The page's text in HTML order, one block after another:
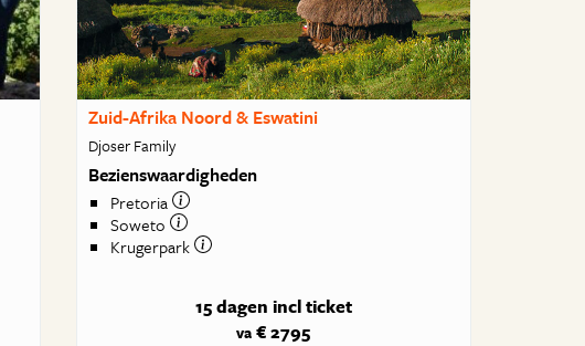
Zuid-Afrika Noord & Eswatini
Djoser Family
Bezienswaardigheden
Pretoria
Soweto
Krugerpark
15 dagen incl ticket
va € 2795